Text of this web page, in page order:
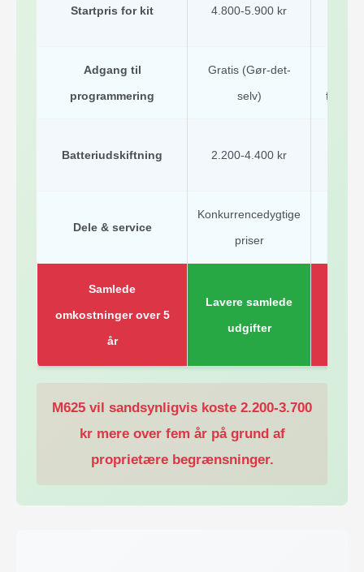
Startpris for kit 4.800-5.900 kr
Adgang til
programmering
Gratis (Gør-det-
selv)
Batteriudskiftning 2.200-4.400 kr
Dele & service
Konkurrencedygtige
priser
Samlede
omkostninger over 5
år
Lavere samlede
udgifter
M625 vil sandsynligvis koste 2.200-3.700
kr mere over fem år på grund af
proprietære begrænsninger.